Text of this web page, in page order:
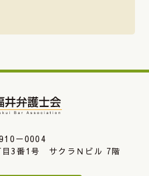
－0004
目3番1号 サクラＮビル 7階